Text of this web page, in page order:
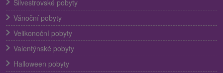
Silvestrovské pobyty
Vánoční pobyty
Velikonoční pobyty
Valentýnské pobyty
Halloween pobyty